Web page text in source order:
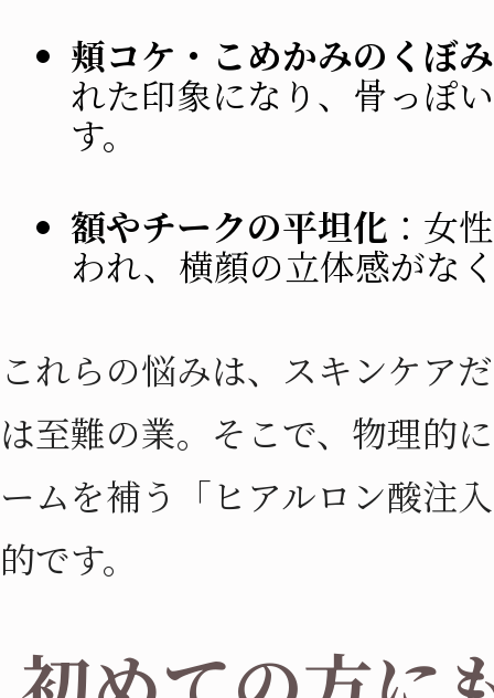
頬コケ・こめかみのくぼみ
れた印象になり、骨っぽ
す。
額やチークの平坦化 ：女
われ、横顔の立体感がな
これらの悩みは、スキンケア
は至難の業。そこで、物理的
ームを補う「ヒアルロン酸注
的です。